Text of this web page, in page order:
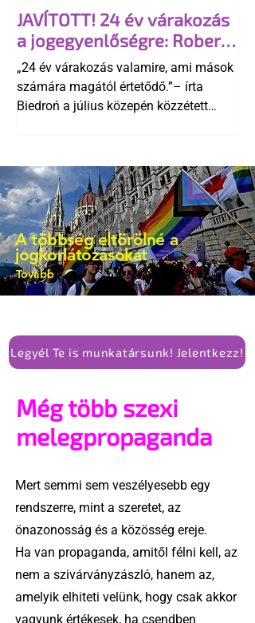
elismerését. Közben az ellenzéken belül
is vita robbant ki arról, hogy vissza
kellene-e vonni a kormány konzervatív
alkotmánymódosítását
JAVÍTOTT! 24 év várakozás
a jogegyenlőségre: Robert
Biedroń megindító üzenete
a lengyel bejegyzett
élettársi kapcsolatokért
„24 év várakozás valamire, ami mások
számára magától értetődő.”– írta
Biedroń a július közepén közzétett
A többség eltörölné a
jogkorlátozásokat
Tovább
Legyél Te is munkatársunk! Jelentkezz!
Még több szexi
melegpropaganda
Mert semmi sem veszélyesebb egy
rendszerre, mint a szeretet, az
önazonosság és a közösség ereje.
Ha van propaganda, amitől félni kell, az
nem a szivárványzászló, hanem az,
amelyik elhiteti velünk, hogy csak akkor
vagyunk értékesek, ha csendben